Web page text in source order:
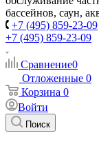
бассейнов, саун,
+7 (495) 859-23-09
+7 (495) 859-23-09
Сравнение0
Отложенные 0
Корзина 0
Войти
Поиск